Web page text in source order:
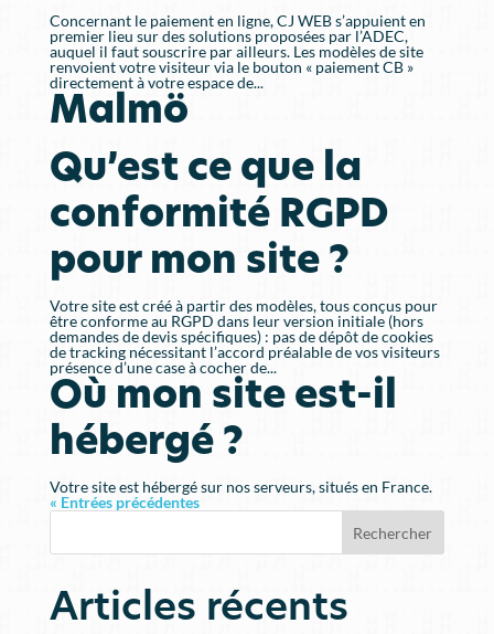
Concernant le paiement en ligne, CJ WEB s’appuient en
premier lieu sur des solutions proposées par l’ADEC,
auquel il faut souscrire par ailleurs. Les modèles de site
renvoient votre visiteur via le bouton « paiement CB »
directement à votre espace de...
Malmö
Qu’est ce que la
conformité RGPD
pour mon site ?
Votre site est créé à partir des modèles, tous conçus pour
être conforme au RGPD dans leur version initiale (hors
demandes de devis spécifiques) : pas de dépôt de cookies
de tracking nécessitant l’accord préalable de vos visiteurs
présence d’une case à cocher de...
Où mon site est-il
hébergé ?
Votre site est hébergé sur nos serveurs, situés en France.
« Entrées précédentes
Rechercher
Articles récents